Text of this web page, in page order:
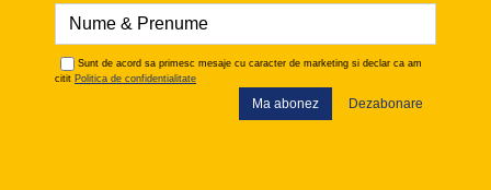
Sunt de acord sa primesc mesaje cu caracter de marketing si declar ca am
citit Politica de confidentialitate
Ma abonez Dezabonare